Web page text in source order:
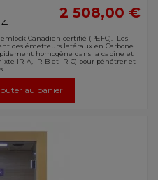
2 508,00 €
Canadien certifié (PEFC). Les
des émetteurs latéraux en Carbone
homogène dans la cabine et
IR-A, IR-B et IR-C) pour pénétrer et
au panier